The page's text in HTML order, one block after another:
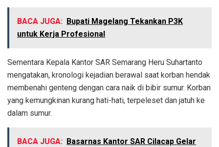
BACA JUGA: Bupati Magelang Tekankan P3K
untuk Kerja Profesional
Sementara Kepala Kantor SAR Semarang Heru Suhartanto
mengatakan, kronologi kejadian berawal saat korban hendak
membenahi genteng dengan cara naik di bibir sumur. Korban
yang kemungkinan kurang hati-hati, terpeleset dan jatuh ke
dalam sumur.
BACA JUGA: Basarnas Kantor SAR Cilacap Gelar